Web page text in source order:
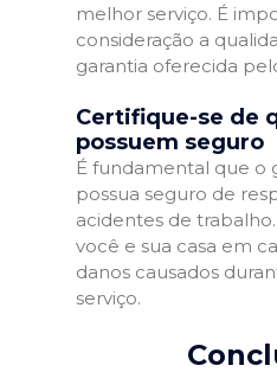
melhor serviço. É
consideração a
garantia oferecida
Certifique-se de
possuem seguro
É fundamental que o
possua seguro de
acidentes de
você e sua casa em
danos causados
serviço.